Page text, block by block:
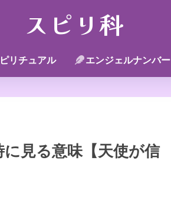
スピリ科
リチュアル エンジェルナンバー
見る意味【天使が信